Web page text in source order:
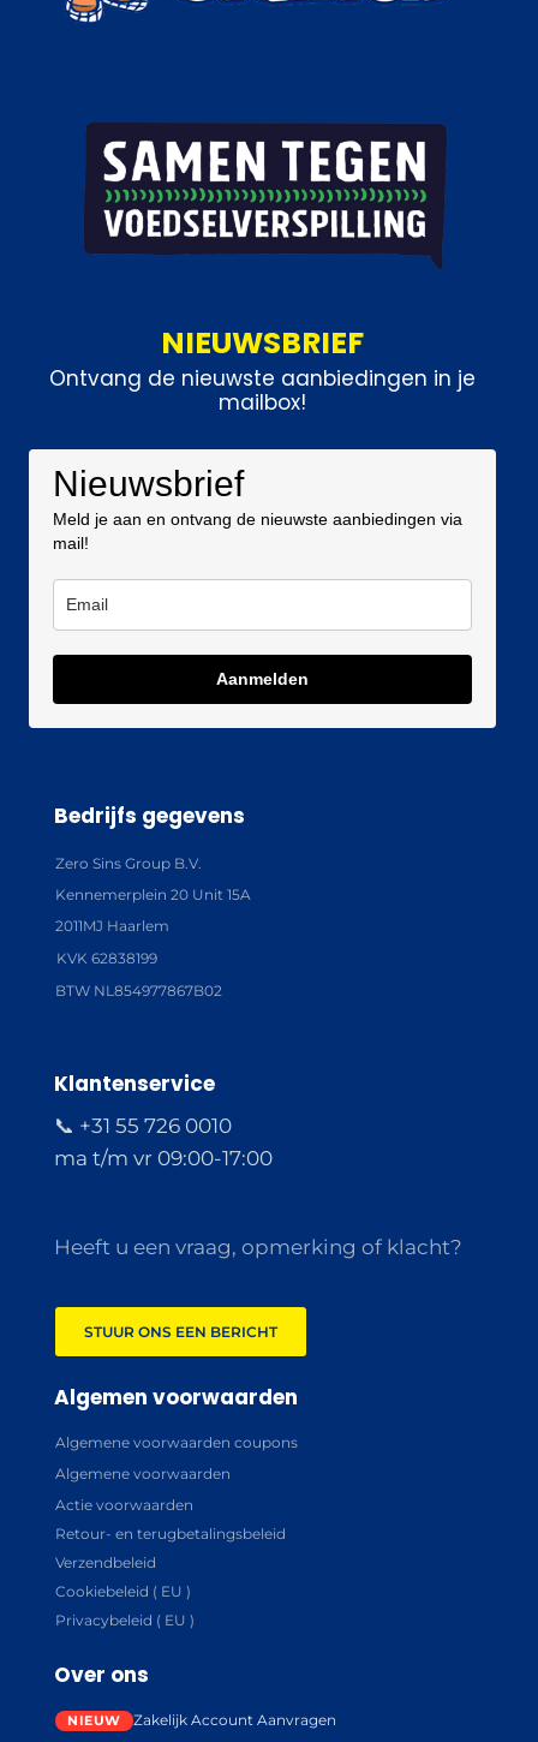
NIEUWSBRIEF
Ontvang de nieuwste aanbiedingen in je
mailbox!
Nieuwsbrief
Meld je aan en ontvang de nieuwste aanbiedingen via
mail!
Aanmelden
Bedrijfs gegevens
Zero Sins Group B.V.
Kennemerplein 20 Unit 15A
2011MJ Haarlem
KVK 62838199
BTW NL854977867B02
Klantenservice
📞 +31 55 726 0010
ma t/m vr 09:00-17:00
Heeft u een vraag, opmerking of klacht?
STUUR ONS EEN BERICHT
Algemen voorwaarden
Algemene voorwaarden coupons
Algemene voorwaarden
Actie voorwaarden
Retour- en terugbetalingsbeleid
Verzendbeleid
Cookiebeleid ( EU )
Privacybeleid ( EU )
Over ons
Zakelijk Account Aanvragen